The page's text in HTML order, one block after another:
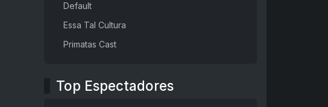
Default
Essa Tal Cultura
Primatas Cast
Top Espectadores